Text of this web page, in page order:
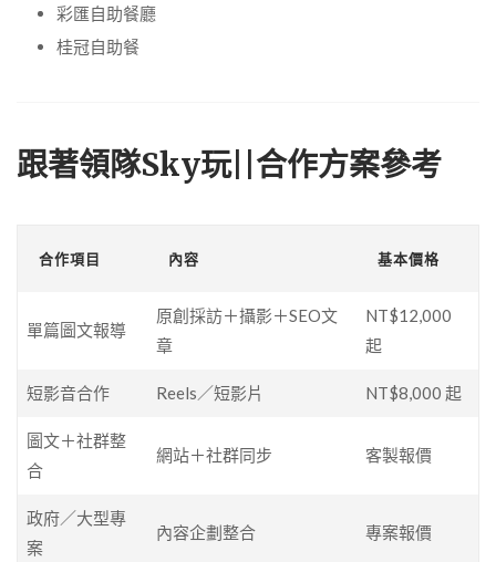
彩匯自助餐廳
桂冠自助餐
跟著領隊Sky玩||合作方案參考
合作項目 內容 基本價格
單篇圖文報導
原創採訪＋攝影＋SEO文
章
NT$12,000
起
短影音合作 Reels／短影片 NT$8,000 起
圖文＋社群整
合
網站＋社群同步 客製報價
政府／大型專
案
內容企劃整合 專案報價